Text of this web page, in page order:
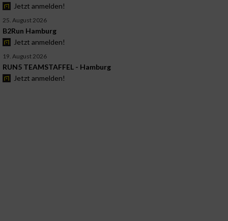
Jetzt anmelden!
25. August 2026
B2Run Hamburg
Jetzt anmelden!
19. August 2026
RUN5 TEAMSTAFFEL - Hamburg
Jetzt anmelden!